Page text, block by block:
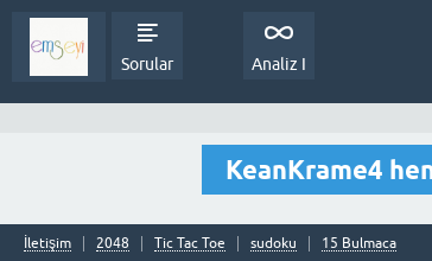
Sorular Analiz I
KeanKrame4
İletişim 2048 Tic Tac Toe sudoku 15 Bulmaca